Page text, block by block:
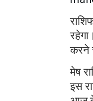
करने
मेष
इस